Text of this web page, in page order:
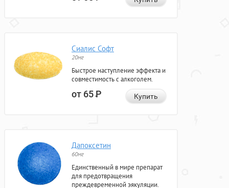
Сиалис Софт
20мг
Быстрое наступление эффекта и
совместимость с алкоголем.
от 65Р Купить
Дапоксетин
60мг
Единственный в мире препарат
для предотвращения
преждевременной эякуляции.